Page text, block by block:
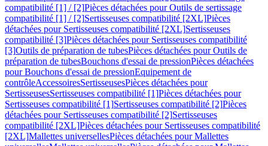
compatibilité [1] / [2]Pièces détachées pour Outils de sertissage
compatibilité [1] / [2]Sertisseuses compatibilité [2XL]Pièces
détachées pour Sertisseuses compatibilité [2XL]Sertisseuses
compatibilité [3]Pièces détachées pour Sertisseuses compatibilité
[3]Outils de préparation de tubesPièces détachées pour Outils de
préparation de tubesBouchons d'essai de pressionPièces détachées
pour Bouchons d'essai de pressionEquipement de
contrôleAccessoiresSertisseusesPièces détachées pour
SertisseusesSertisseuses compatibilité [1]Pièces détachées pour
Sertisseuses compatibilité [1]Sertisseuses compatibilité [2]Pièces
détachées pour Sertisseuses compatibilité [2]Sertisseuses
compatibilité [2XL]Pièces détachées pour Sertisseuses compatibilité
[2XL]Mallettes universellesPièces détachées pour Mallettes